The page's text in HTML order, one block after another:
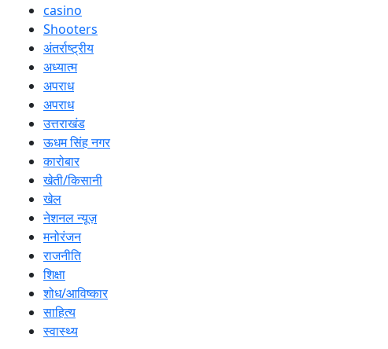
casino
Shooters
अंतर्राष्ट्रीय
अध्यात्म
अपराध
अपराध
उत्तराखंड
ऊधम सिंह नगर
कारोबार
खेती/किसानी
खेल
नेशनल न्यूज़
मनोरंजन
राजनीति
शिक्षा
शोध/आविष्कार
साहित्य
स्वास्थ्य